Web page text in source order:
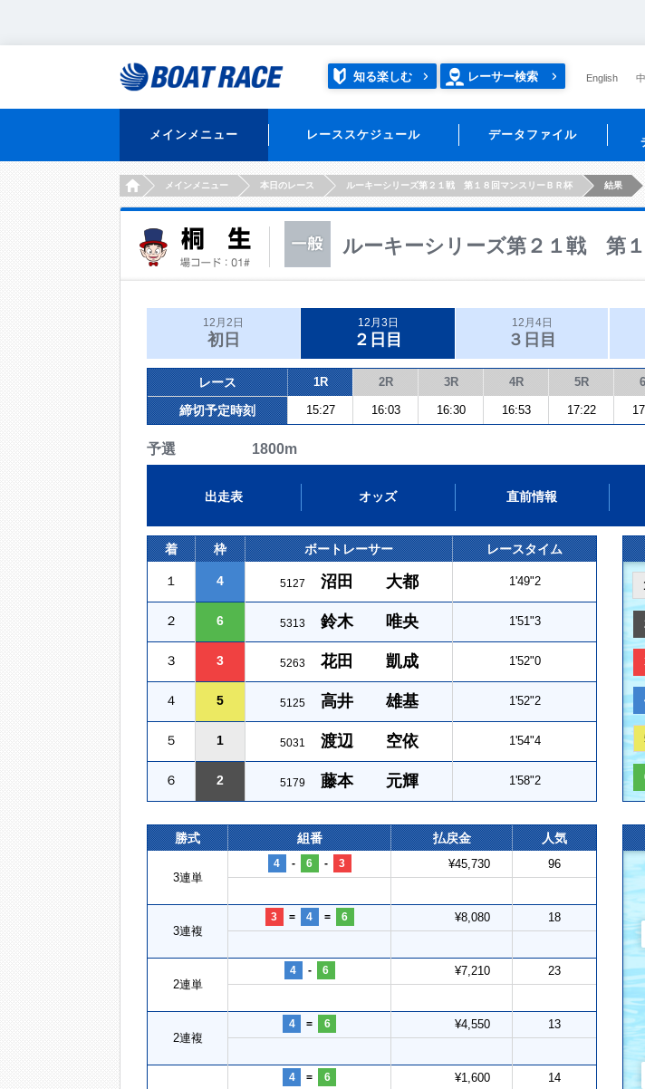
知る楽しむ レーサー検索 English
メインメニュー レーススケジュール データファイル
HOMEメインメニュー 本日のレース ルーキーシリーズ第２１戦 第１８回マンスリーＢＲ杯 結果
ルーキーシリーズ第２１戦 第
12月2日
初日
12月3日
２日目
12月4日
３日目
レース 1R 2R 3R 4R 5R
締切予定時刻 15:27 16:03 16:30 16:53 17:22
予選 1800m
出走表 オッズ 直前情報
着 枠 ボートレーサー レースタイム
１ 4 5127 沼田 大都 1'49"2
２ 6 5313 鈴木 唯央 1'51"3
３ 3 5263 花田 凱成 1'52"0
４ 5 5125 高井 雄基 1'52"2
５ 1 5031 渡辺 空依 1'54"4
６ 2 5179 藤本 元輝 1'58"2
勝式 組番 払戻金 人気
3連単
4 - 6 - 3 ¥45,730 96
3連複
3 = 4 = 6 ¥8,080 18
2連単
4 - 6 ¥7,210 23
2連複
4 = 6 ¥4,550 13
4 = 6 ¥1,600 14